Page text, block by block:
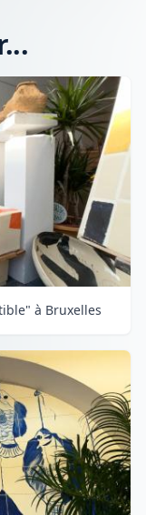
à Bruxelles